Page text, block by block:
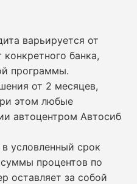
варьируется от
конкретного банка,
программы.
от 2 месяцев,
этом любые
автоцентром Автосиб
условленный срок
процентов по
оставляет за собой